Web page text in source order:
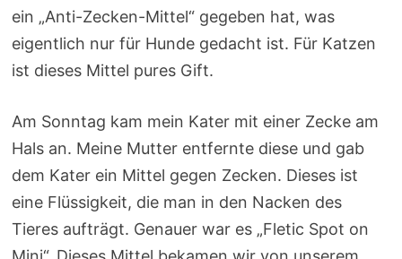
ein „Anti-Zecken-Mittel“ gegeben hat, was
eigentlich nur für Hunde gedacht ist. Für Katzen
ist dieses Mittel pures Gift.
Am Sonntag kam mein Kater mit einer Zecke am
Hals an. Meine Mutter entfernte diese und gab
dem Kater ein Mittel gegen Zecken. Dieses ist
eine Flüssigkeit, die man in den Nacken des
Tieres aufträgt. Genauer war es „Fletic Spot on